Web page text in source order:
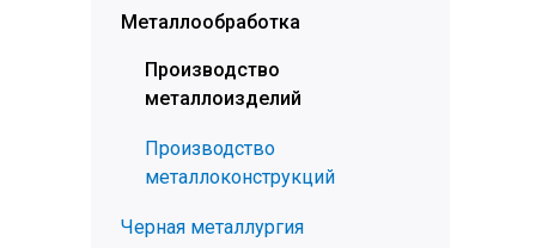
Металлообработка
Производство
металлоизделий
Производство
металлоконструкций
Черная металлургия